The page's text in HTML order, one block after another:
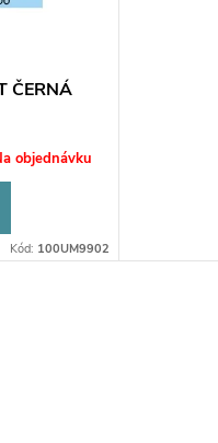
ČERNÁ
objednávku
Kód: 100UM9902